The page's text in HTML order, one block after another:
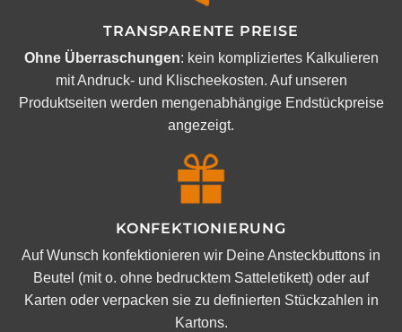
TRANSPARENTE PREISE
Ohne Überraschungen: kein kompliziertes Kalkulieren
mit Andruck- und Klischeekosten. Auf unseren
Produktseiten werden mengenabhängige Endstückpreise
angezeigt.
KONFEKTIONIERUNG
Auf Wunsch konfektionieren wir Deine Ansteckbuttons in
Beutel (mit o. ohne bedrucktem Satteletikett) oder auf
Karten oder verpacken sie zu definierten Stückzahlen in
Kartons.